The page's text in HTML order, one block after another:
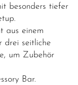
besonders tiefer
aus einem
drei seitliche
um Zubehör
Bar.